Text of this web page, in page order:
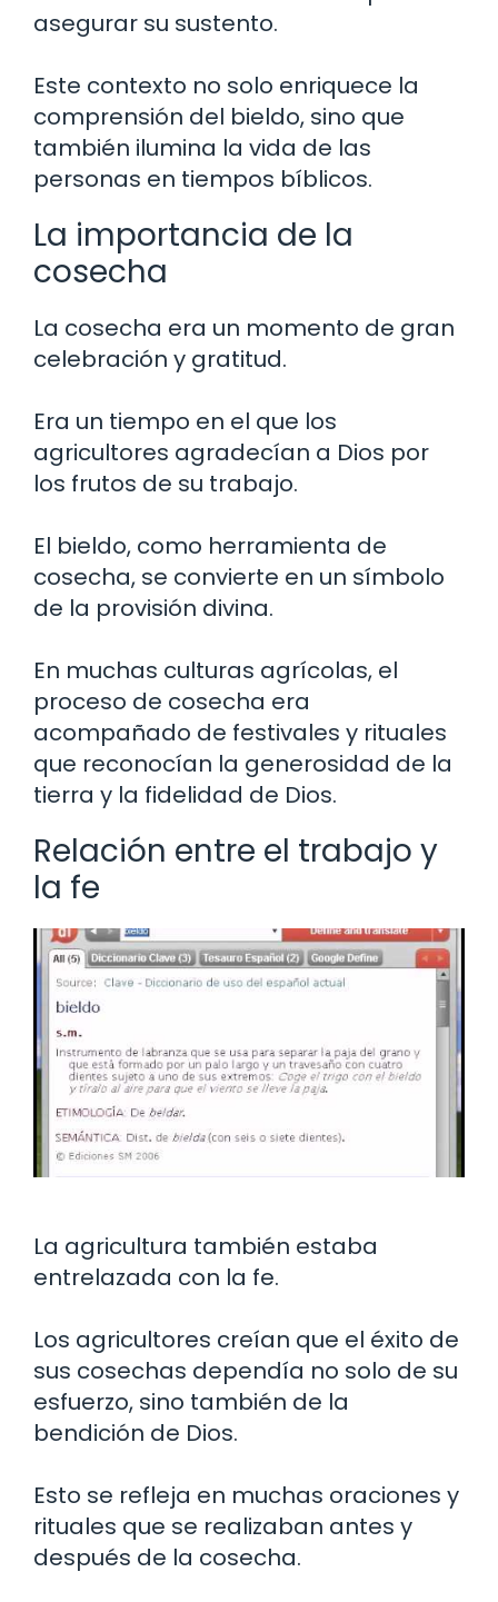
asegurar su sustento.
Este contexto no solo enriquece la
comprensión del bieldo, sino que
también ilumina la vida de las
personas en tiempos bíblicos.
La importancia de la
cosecha
La cosecha era un momento de gran
celebración y gratitud.
Era un tiempo en el que los
agricultores agradecían a Dios por
los frutos de su trabajo.
El bieldo, como herramienta de
cosecha, se convierte en un símbolo
de la provisión divina.
En muchas culturas agrícolas, el
proceso de cosecha era
acompañado de festivales y rituales
que reconocían la generosidad de la
tierra y la fidelidad de Dios.
Relación entre el trabajo y
la fe
La agricultura también estaba
entrelazada con la fe.
Los agricultores creían que el éxito de
sus cosechas dependía no solo de su
esfuerzo, sino también de la
bendición de Dios.
Esto se refleja en muchas oraciones y
rituales que se realizaban antes y
después de la cosecha.